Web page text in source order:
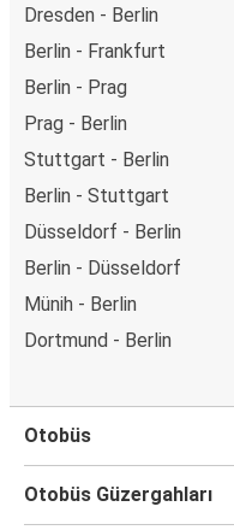
Dresden - Berlin
Berlin - Frankfurt
Berlin - Prag
Prag - Berlin
Stuttgart - Berlin
Berlin - Stuttgart
Düsseldorf - Berlin
Berlin - Düsseldorf
Münih - Berlin
Dortmund - Berlin
Otobüs
Otobüs Güzergahları